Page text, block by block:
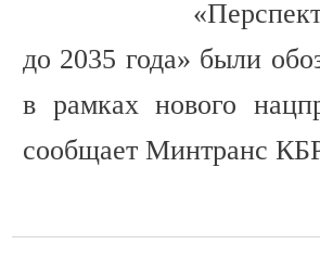
до 2035 года» были
в рамках нового
сообщает Минтранс